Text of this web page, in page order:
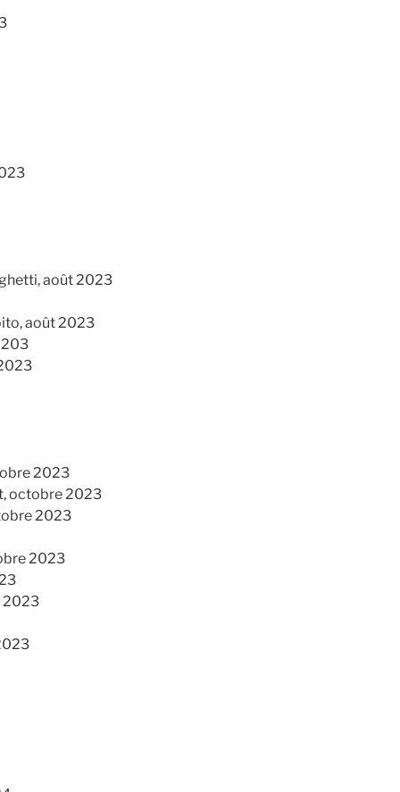
août 2023
août 2023
203
2023
octobre 2023
2023
2023
2023